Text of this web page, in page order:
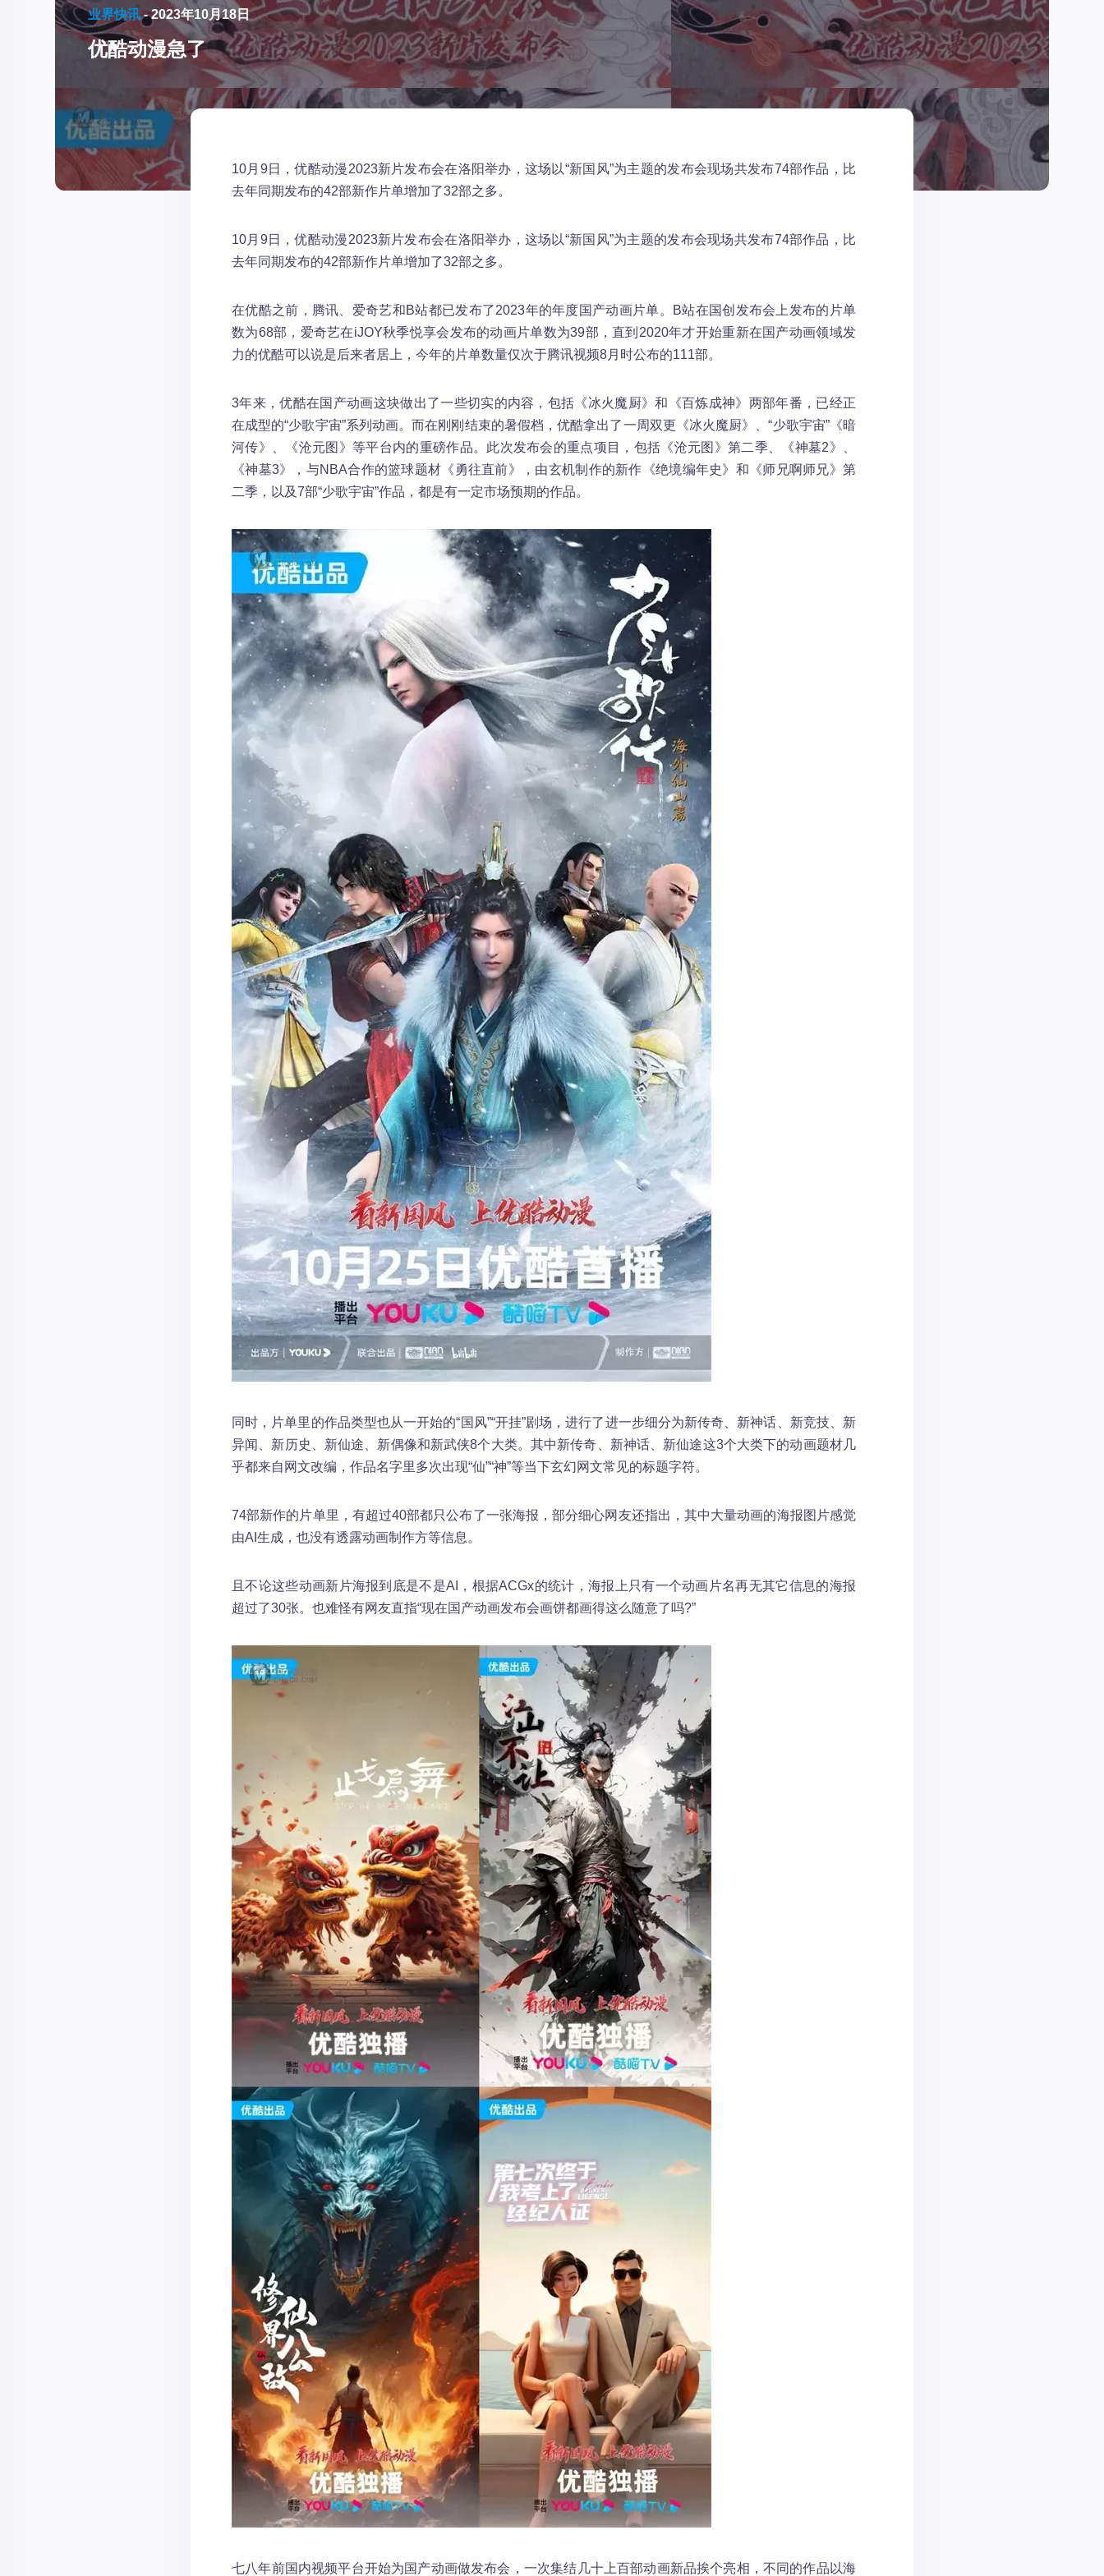
业界快讯-2023年10月18日
优酷动漫急了
10月9日，优酷动漫2023新片发布会在洛阳举办，这场以“新国风”为主题的发布会现场共发布74部作品，比
去年同期发布的42部新作片单增加了32部之多。
10月9日，优酷动漫2023新片发布会在洛阳举办，这场以“新国风”为主题的发布会现场共发布74部作品，比
去年同期发布的42部新作片单增加了32部之多。
在优酷之前，腾讯、爱奇艺和B站都已发布了2023年的年度国产动画片单。B站在国创发布会上发布的片单
数为68部，爱奇艺在iJOY秋季悦享会发布的动画片单数为39部，直到2020年才开始重新在国产动画领域发
力的优酷可以说是后来者居上，今年的片单数量仅次于腾讯视频8月时公布的111部。
3年来，优酷在国产动画这块做出了一些切实的内容，包括《冰火魔厨》和《百炼成神》两部年番，已经正
在成型的“少歌宇宙”系列动画。而在刚刚结束的暑假档，优酷拿出了一周双更《冰火魔厨》、“少歌宇宙”《暗
河传》、《沧元图》等平台内的重磅作品。此次发布会的重点项目，包括《沧元图》第二季、《神墓2》、
《神墓3》，与NBA合作的篮球题材《勇往直前》，由玄机制作的新作《绝境编年史》和《师兄啊师兄》第
二季，以及7部“少歌宇宙”作品，都是有一定市场预期的作品。
同时，片单里的作品类型也从一开始的“国风”“开挂”剧场，进行了进一步细分为新传奇、新神话、新竞技、新
异闻、新历史、新仙途、新偶像和新武侠8个大类。其中新传奇、新神话、新仙途这3个大类下的动画题材几
乎都来自网文改编，作品名字里多次出现“仙”“神”等当下玄幻网文常见的标题字符。
74部新作的片单里，有超过40部都只公布了一张海报，部分细心网友还指出，其中大量动画的海报图片感觉
由AI生成，也没有透露动画制作方等信息。
且不论这些动画新片海报到底是不是AI，根据ACGx的统计，海报上只有一个动画片名再无其它信息的海报
超过了30张。也难怪有网友直指“现在国产动画发布会画饼都画得这么随意了吗?”
七八年前国内视频平台开始为国产动画做发布会，一次集结几十上百部动画新品挨个亮相，不同的作品以海